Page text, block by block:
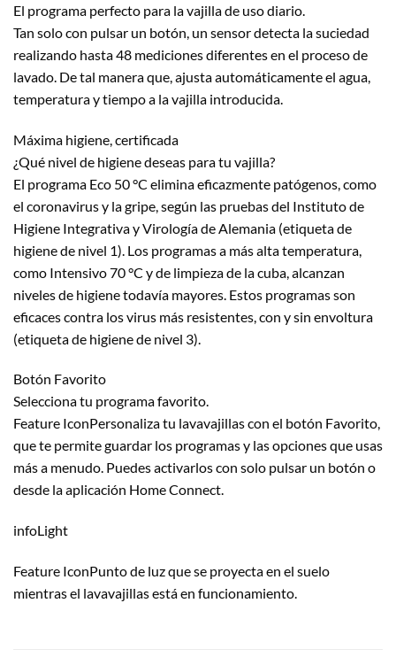
El programa perfecto para la vajilla de uso diario.
Tan solo con pulsar un botón, un sensor detecta la suciedad
realizando hasta 48 mediciones diferentes en el proceso de
lavado. De tal manera que, ajusta automáticamente el agua,
temperatura y tiempo a la vajilla introducida.
Máxima higiene, certificada
¿Qué nivel de higiene deseas para tu vajilla?
El programa Eco 50 °C elimina eficazmente patógenos, como
el coronavirus y la gripe, según las pruebas del Instituto de
Higiene Integrativa y Virología de Alemania (etiqueta de
higiene de nivel 1). Los programas a más alta temperatura,
como Intensivo 70 °C y de limpieza de la cuba, alcanzan
niveles de higiene todavía mayores. Estos programas son
eficaces contra los virus más resistentes, con y sin envoltura
(etiqueta de higiene de nivel 3).
Botón Favorito
Selecciona tu programa favorito.
Feature IconPersonaliza tu lavavajillas con el botón Favorito,
que te permite guardar los programas y las opciones que usas
más a menudo. Puedes activarlos con solo pulsar un botón o
desde la aplicación Home Connect.
infoLight
Feature IconPunto de luz que se proyecta en el suelo
mientras el lavavajillas está en funcionamiento.